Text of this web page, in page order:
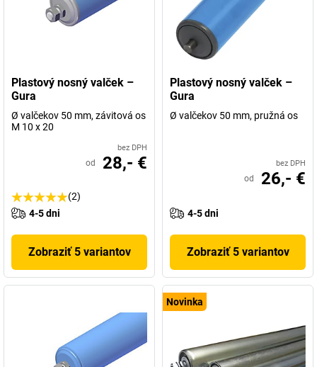
Plastový nosný valček –
Gura
Ø valčekov 50 mm, závitová os
M 10 x 20
bez DPH
od 28,- €
(2)
4-5 dni
Zobraziť 5 variantov
Plastový nosný valček –
Gura
Ø valčekov 50 mm, pružná os
bez DPH
od 26,- €
4-5 dni
Zobraziť 5 variantov
Novinka